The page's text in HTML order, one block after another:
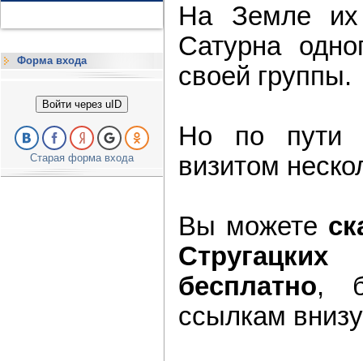
Форма входа
Войти через uID
Старая форма входа
На Земле их
Сатурна
своей группы.
Но по пути
визитом
Вы можете
бесплатно,
ссылкам